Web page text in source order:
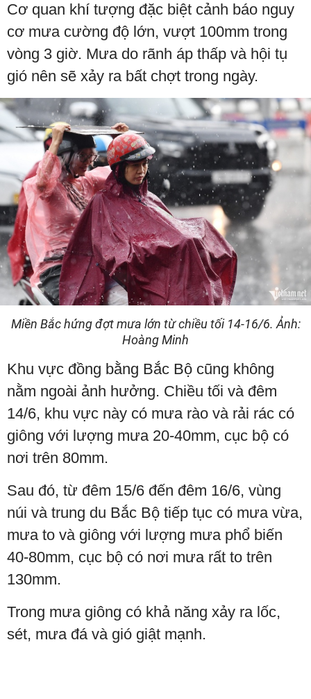
Cơ quan khí tượng đặc biệt cảnh báo nguy
cơ mưa cường độ lớn, vượt 100mm trong
vòng 3 giờ. Mưa do rãnh áp thấp và hội tụ
gió nên sẽ xảy ra bất chợt trong ngày.
Miền Bắc hứng đợt mưa lớn từ chiều tối 14-16/6. Ảnh:
Hoàng Minh
Khu vực đồng bằng Bắc Bộ cũng không
nằm ngoài ảnh hưởng. Chiều tối và đêm
14/6, khu vực này có mưa rào và rải rác có
giông với lượng mưa 20-40mm, cục bộ có
nơi trên 80mm.
Sau đó, từ đêm 15/6 đến đêm 16/6, vùng
núi và trung du Bắc Bộ tiếp tục có mưa vừa,
mưa to và giông với lượng mưa phổ biến
40-80mm, cục bộ có nơi mưa rất to trên
130mm.
Trong mưa giông có khả năng xảy ra lốc,
sét, mưa đá và gió giật mạnh.